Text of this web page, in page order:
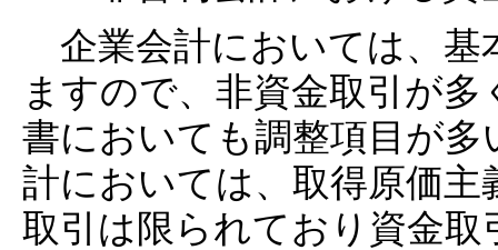
企業会計においては、基
ますので、非資金取引が
書においても調整項目が
計においては、取得原価
取引は限られており資金